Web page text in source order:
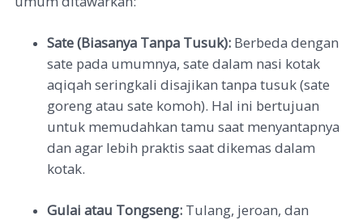
Sate (Biasanya Tanpa Tusuk): Berbeda dengan
sate pada umumnya, sate dalam nasi kotak
aqiqah seringkali disajikan tanpa tusuk (sate
goreng atau sate komoh). Hal ini bertujuan
untuk memudahkan tamu saat menyantapnya
dan agar lebih praktis saat dikemas dalam
kotak.
Gulai atau Tongseng: Tulang, jeroan, dan